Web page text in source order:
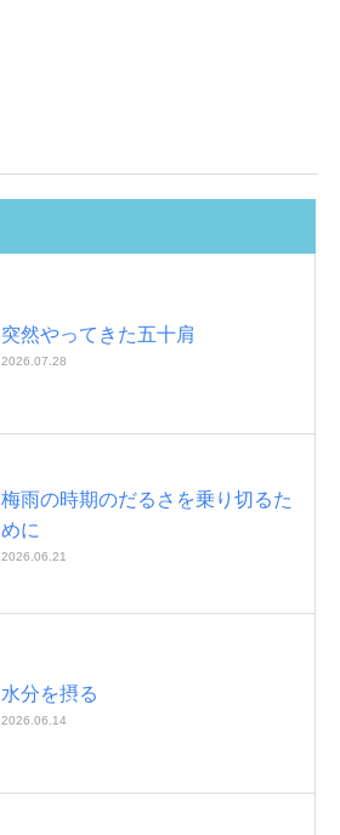
突然やってきた五十肩
2026.07.28
梅雨の時期のだるさを乗り切るた
めに
2026.06.21
水分を摂る
2026.06.14